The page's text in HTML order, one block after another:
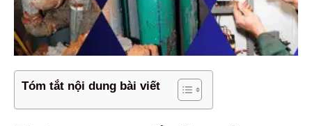
Tóm tắt nội dung bài viết